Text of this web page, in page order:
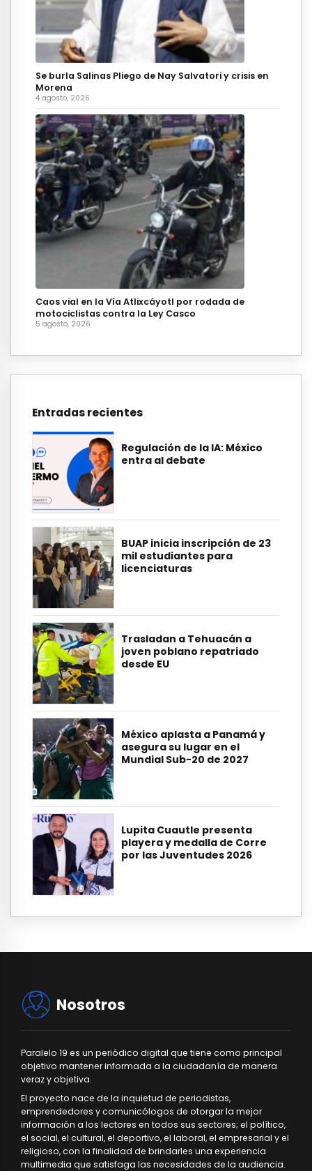
Se burla Salinas Pliego de Nay Salvatori y crisis en
Morena
4 agosto, 2026
Caos vial en la Vía Atlixcáyotl por rodada de
motociclistas contra la Ley Casco
5 agosto, 2026
Entradas recientes
Regulación de la IA: México
entra al debate
BUAP inicia inscripción de 23
mil estudiantes para
licenciaturas
Trasladan a Tehuacán a
joven poblano repatriado
desde EU
México aplasta a Panamá y
asegura su lugar en el
Mundial Sub-20 de 2027
Lupita Cuautle presenta
playera y medalla de Corre
por las Juventudes 2026
Nosotros
Paralelo 19 es un periódico digital que tiene como principal
objetivo mantener informada a la ciudadanía de manera
veraz y objetiva.
El proyecto nace de la inquietud de periodistas,
emprendedores y comunicólogos de otorgar la mejor
información a los lectores en todos sus sectores; el político,
el social, el cultural, el deportivo, el laboral, el empresarial y el
religioso, con la finalidad de brindarles una experiencia
multimedia que satisfaga las necesidades de la audiencia.